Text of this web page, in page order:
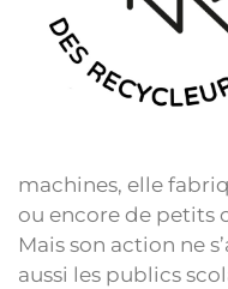
machines, elle
ou encore de petits
Mais son action ne
aussi les publics